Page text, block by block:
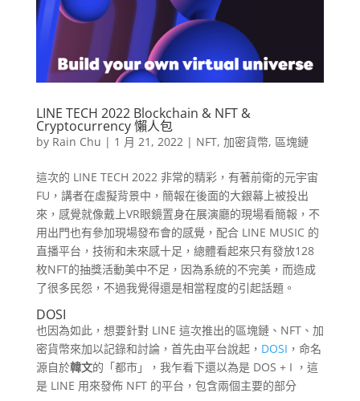
LINE TECH 2022 Blockchain & NFT &
Cryptocurrency 懶人包
by Rain Chu | 1 月 21, 2022| NFT, 加密貨幣, 區塊鏈
這次的 LINE TECH 2022 非常的精彩，有著前衛的元宇宙
FU，講者在虛擬背景中，簡報在後面的大銀幕上被投出
來，感覺就像戴上VR眼鏡置身在展演廳的現場看簡報，不
用出門也有參加現場發布會的感覺，配合 LINE MUSIC 的
直播平台，技術和未來感十足，總體看起來只有發放128
枚NFT的抽獎活動美中不足，因為系統的不完美，而造成
了很多民怨，不過我覺得還是相當程度的引起話題。
DOSI
也因為如此，想要針對 LINE 這次推出的區塊鏈、NFT、加
密貨幣來加以記錄和討論，首先由平台說起， DOSI ，命名
源自於韓文的「都市」，我乍看下還以為是 DOS + I ，這
是 LINE 用來發佈 NFT 的平台，包含兩個主要的部分